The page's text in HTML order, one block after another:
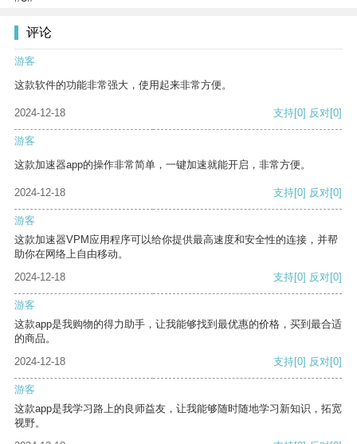
评论
游客
这款软件的功能非常强大，使用起来非常方便。
2024-12-18 支持[0] 反对[0]
游客
这款加速器app的操作非常简单，一键加速就能开启，非常方便。
2024-12-18 支持[0] 反对[0]
游客
这款加速器VPM应用程序可以给你提供最高速度和安全性的连接，并帮
助你在网络上自由移动。
2024-12-18
支持[0] 反对[0]
游客
这款app是我购物的得力助手，让我能够找到最优惠的价格，买到最合适
的商品。
2024-12-18
支持[0] 反对[0]
游客
这款app是我学习路上的良师益友，让我能够随时随地学习新知识，拓宽
视野。